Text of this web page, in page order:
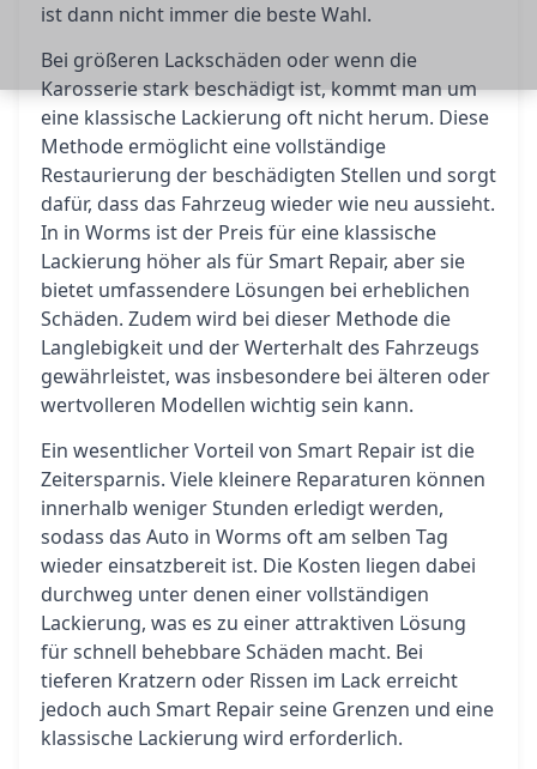
ist dann nicht immer die beste Wahl.
Bei größeren Lackschäden oder wenn die
Karosserie stark beschädigt ist, kommt man um
eine klassische Lackierung oft nicht herum. Diese
Methode ermöglicht eine vollständige
Restaurierung der beschädigten Stellen und sorgt
dafür, dass das Fahrzeug wieder wie neu aussieht.
In in Worms ist der Preis für eine klassische
Lackierung höher als für Smart Repair, aber sie
bietet umfassendere Lösungen bei erheblichen
Schäden. Zudem wird bei dieser Methode die
Langlebigkeit und der Werterhalt des Fahrzeugs
gewährleistet, was insbesondere bei älteren oder
wertvolleren Modellen wichtig sein kann.
Ein wesentlicher Vorteil von Smart Repair ist die
Zeitersparnis. Viele kleinere Reparaturen können
innerhalb weniger Stunden erledigt werden,
sodass das Auto in Worms oft am selben Tag
wieder einsatzbereit ist. Die Kosten liegen dabei
durchweg unter denen einer vollständigen
Lackierung, was es zu einer attraktiven Lösung
für schnell behebbare Schäden macht. Bei
tieferen Kratzern oder Rissen im Lack erreicht
jedoch auch Smart Repair seine Grenzen und eine
klassische Lackierung wird erforderlich.